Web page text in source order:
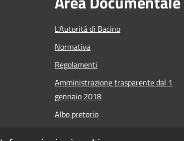
L'Autorità di Bacino
Normativa
Regolamenti
Amministrazione trasparente dal 1
gennaio 2018
Albo pretorio